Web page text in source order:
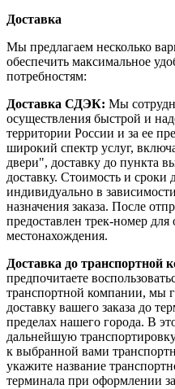
Доставка
Мы предлагаем несколько
обеспечить максимальное
потребностям:
Доставка СДЭК: Мы
осуществления быстрой и
территории России и за ее
широкий спектр услуг,
двери", доставку до пункта
доставку. Стоимость и
индивидуально в
назначения заказа. После
предоставлен трек-номер для
местонахождения.
Доставка до транспортной
предпочитаете
транспортной компании, мы
доставку вашего заказа до
пределах нашего города. В
дальнейшую
к выбранной вами
укажите название
терминала при оформлении